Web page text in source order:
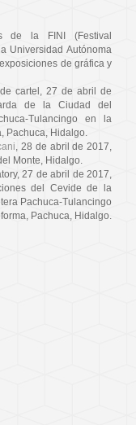
de la FINI (Festival
Universidad Autónoma
de gráfica y
cartel, 27 de abril de
de la Ciudad del
Tulancingo en la
Pachuca, Hidalgo.
, 28 de abril de 2017,
Monte, Hidalgo.
27 de abril de 2017,
del Cevide de la
Pachuca-Tulancingo
Pachuca, Hidalgo.